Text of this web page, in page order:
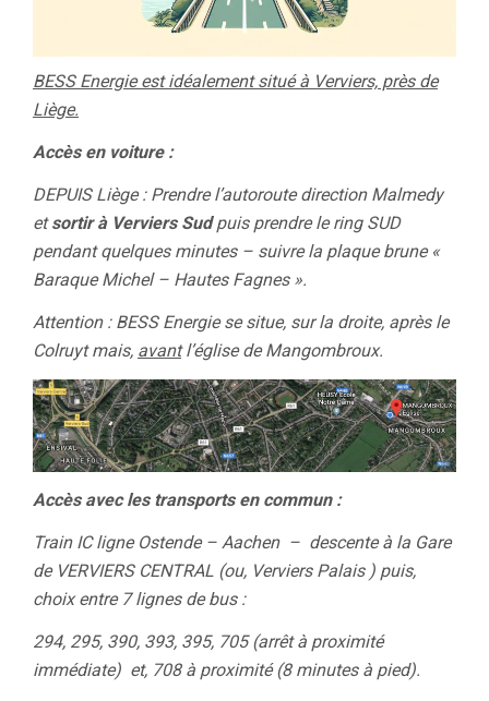
BESS Energie est idéalement situé à Verviers, près de
Liège.
Accès en voiture :
DEPUIS Liège : Prendre l’autoroute direction Malmedy
etsortir à Verviers Sudpuis prendre le ring SUD
pendant quelques minutes – suivre la plaque brune «
Baraque Michel – Hautes Fagnes ».
Attention : BESS Energie se situe, sur la droite, après le
Colruyt mais, avantl’église de Mangombroux.
Accès avec les transports en commun :
Train IC ligne Ostende – Aachen – descente à la Gare
de VERVIERS CENTRAL (ou, Verviers Palais ) puis,
choix entre 7 lignes de bus :
294, 295, 390, 393, 395, 705 (arrêt à proximité
immédiate) et, 708 à proximité (8 minutes à pied).